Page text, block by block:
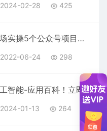
2024-02-28 425
现场实操5个公众号项目，10个涨粉渠道，实测已涨21万粉！
2022-06-24 298
人工智能-应用百科！立即上手，落地实操！数十倍提升工作学习效率
2024-01-13 264